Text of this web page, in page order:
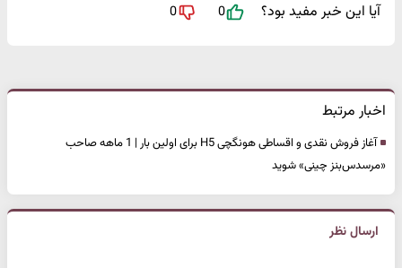
آیا این خبر مفید بود؟ 0
0
اخبار مرتبط
آغاز فروش نقدی و اقساطی هونگچی H5 برای اولین بار | 1 ماهه صاحب
«مرسدس‌بنز چینی» شوید
ارسال نظر